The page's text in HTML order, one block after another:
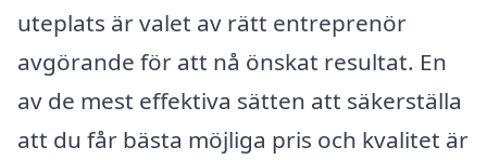
uteplats är valet av rätt entreprenör
avgörande för att nå önskat resultat. En
av de mest effektiva sätten att säkerställa
att du får bästa möjliga pris och kvalitet är